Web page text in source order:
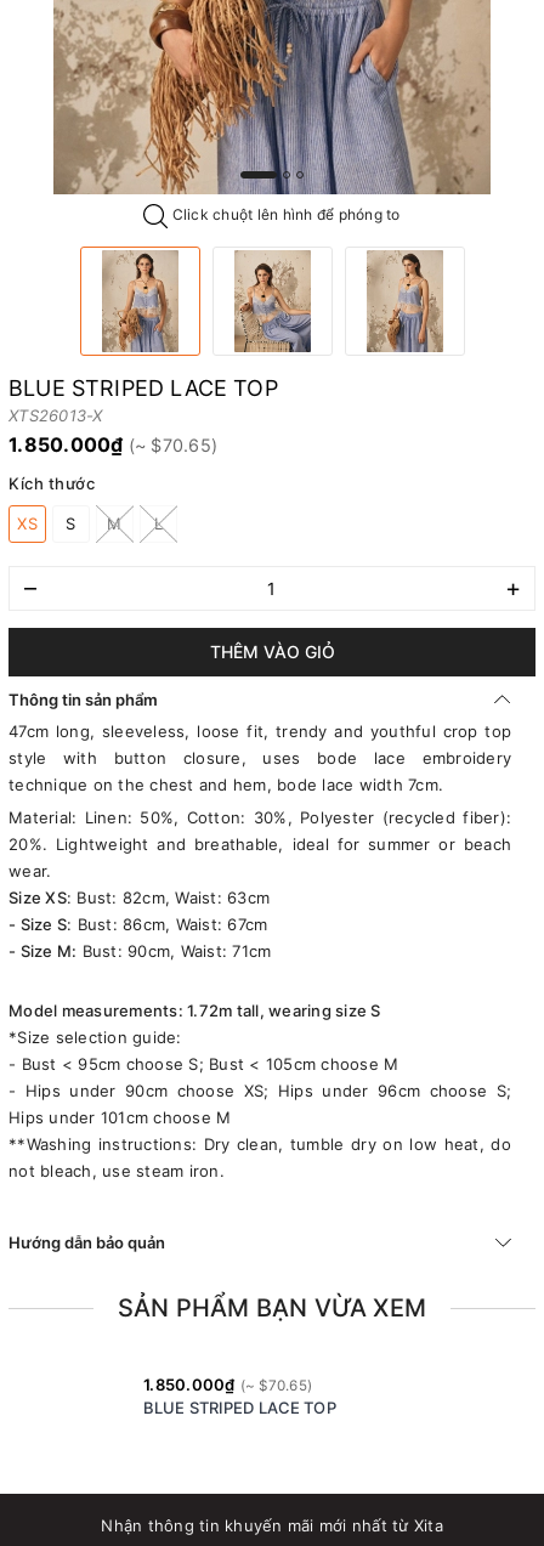
Click chuột lên hình để phóng to
BLUE STRIPED LACE TOP
XTS26013-X
1.850.000₫
Kích thước
XS S M L
– +
THÊM VÀO GIỎ
Thông tin sản phẩm
47cm long, sleeveless, loose fit, trendy and youthful crop top
style with button closure, uses bode lace embroidery
technique on the chest and hem, bode lace width 7cm.
Material: Linen: 50%, Cotton: 30%, Polyester (recycled fiber):
20%. Lightweight and breathable, ideal for summer or beach
wear.
Size XS: Bust: 82cm, Waist: 63cm
- Size S: Bust: 86cm, Waist: 67cm
- Size M: Bust: 90cm, Waist: 71cm
Model measurements: 1.72m tall, wearing size S
*Size selection guide:
- Bust < 95cm choose S; Bust < 105cm choose M
- Hips under 90cm choose XS; Hips under 96cm choose S;
Hips under 101cm choose M
**Washing instructions: Dry clean, tumble dry on low heat, do
not bleach, use steam iron.
Hướng dẫn bảo quản
SẢN PHẨM BẠN VỪA XEM
1.850.000₫
BLUE STRIPED LACE TOP
Nhận thông tin khuyến mãi mới nhất từ Xita